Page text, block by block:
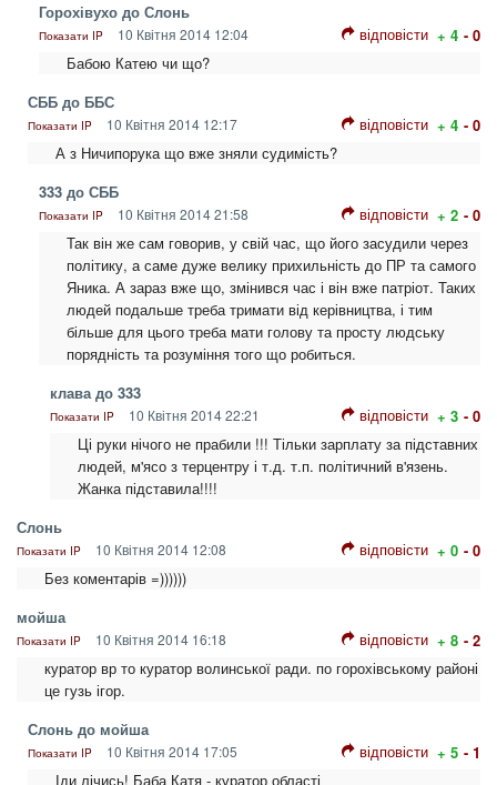
Горохівухо до Слонь
Показати IP 10 Квітня 2014 12:04 відповісти + 4 - 0
Бабою Катею чи що?
СББ до ББС
Показати IP 10 Квітня 2014 12:17 відповісти + 4 - 0
А з Ничипорука що вже зняли судимість?
333 до СББ
Показати IP 10 Квітня 2014 21:58 відповісти + 2 - 0
Так він же сам говорив, у свій час, що його засудили через
політику, а саме дуже велику прихильність до ПР та самого
Яника. А зараз вже що, змінився час і він вже патріот. Таких
людей подальше треба тримати від керівництва, і тим
більше для цього треба мати голову та просту людську
порядність та розуміння того що робиться.
клава до 333
Показати IP 10 Квітня 2014 22:21 відповісти + 3 - 0
Ці руки нічого не прабили !!! Тільки зарплату за підставних
людей, м'ясо з терцентру і т.д. т.п. політичний в'язень.
Жанка підставила!!!!
Слонь
Показати IP 10 Квітня 2014 12:08 відповісти + 0 - 0
Без коментарів =))))))
мойша
Показати IP 10 Квітня 2014 16:18 відповісти + 8 - 2
куратор вр то куратор волинської ради. по горохівському районі
це гузь ігор.
Слонь до мойша
Показати IP 10 Квітня 2014 17:05 відповісти + 5 - 1
Іди лічись! Баба Катя - куратор області